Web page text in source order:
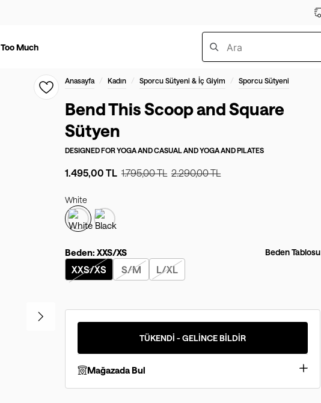
Much
Anasayfa / Kadın / Sporcu Sütyeni & İç Giyim / Sporcu Sütyeni
Bend This Scoop and Square
Sütyen
DESIGNED FORYOGA AND CASUAL AND YOGA AND PILATES
1.495,00 TL 1.795,00 TL 2.290,00 TL
White
Beden: XXS/XS Beden Tablosu
XXS/XS S/M L/XL
TÜKENDİ - GELİNCE BİLDİR
Mağazada Bul